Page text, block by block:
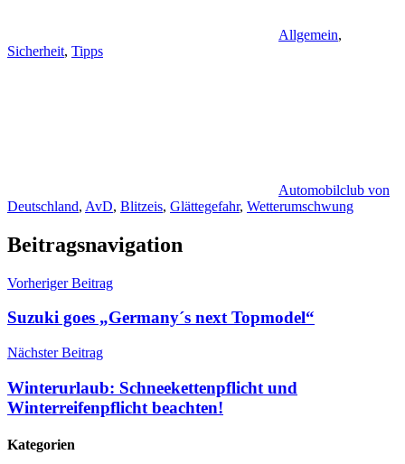
Allgemein,
Sicherheit, Tipps
Automobilclub von
Deutschland, AvD, Blitzeis, Glättegefahr, Wetterumschwung
Beitragsnavigation
Vorheriger Beitrag
Suzuki goes „Germany´s next Topmodel“
Nächster Beitrag
Winterurlaub: Schneekettenpflicht und
Winterreifenpflicht beachten!
Kategorien